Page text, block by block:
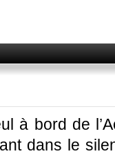
à bord de
dans le